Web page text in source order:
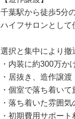
千葉駅から徒歩5分
ハイフサロンとして
選択と集中により撤
・内装に約300万か
・居抜き、造作譲渡
・個室で落ち着い
・落ち着いた雰囲
・初期費用サポー